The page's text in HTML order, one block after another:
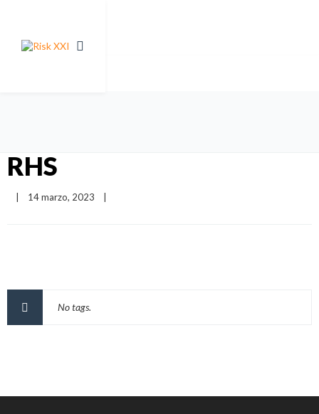
RHS
14 marzo, 2023
No tags.